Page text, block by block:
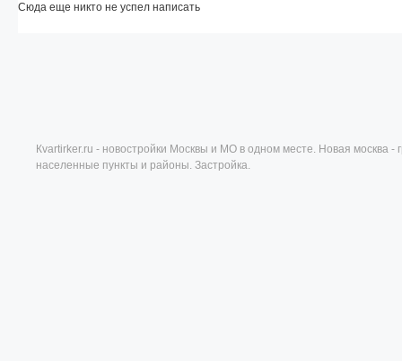
Сюда еще никто не успел написать
Кvartirker.ru - новостройки Москвы и МО в одном месте. Новая москва
населенные пункты и районы. Застройка.